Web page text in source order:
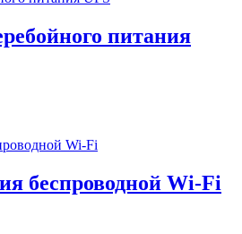
питания
беспроводной Wi-Fi